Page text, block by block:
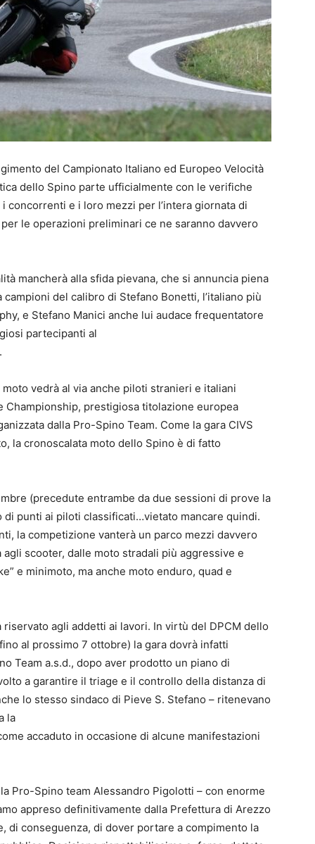
del Campionato Italiano ed Europeo Velocità
dello Spino parte ufficialmente con le verifiche
e i loro mezzi per l’intera giornata di
le operazioni preliminari ce ne saranno davvero
mancherà alla sfida pievana, che si annuncia piena
del calibro di Stefano Bonetti, l’italiano più
e Stefano Manici anche lui audace frequentatore
partecipanti al
vedrà al via anche piloti stranieri e italiani
Championship, prestigiosa titolazione europea
dalla Pro-Spino Team. Come la gara CIVS
la cronoscalata moto dello Spino è di fatto
(precedute entrambe da due sessioni di prove la
punti ai piloti classificati…vietato mancare quindi.
la competizione vanterà un parco mezzi davvero
scooter, dalle moto stradali più aggressive e
e minimoto, ma anche moto enduro, quad e
agli addetti ai lavori. In virtù del DPCM dello
al prossimo 7 ottobre) la gara dovrà infatti
Team a.s.d., dopo aver prodotto un piano di
a garantire il triage e il controllo della distanza di
lo stesso sindaco di Pieve S. Stefano – ritenevano
la
accaduto in occasione di alcune manifestazioni
Pro-Spino team Alessandro Pigolotti – con enorme
appreso definitivamente dalla Prefettura di Arezzo
di conseguenza, di dover portare a compimento la